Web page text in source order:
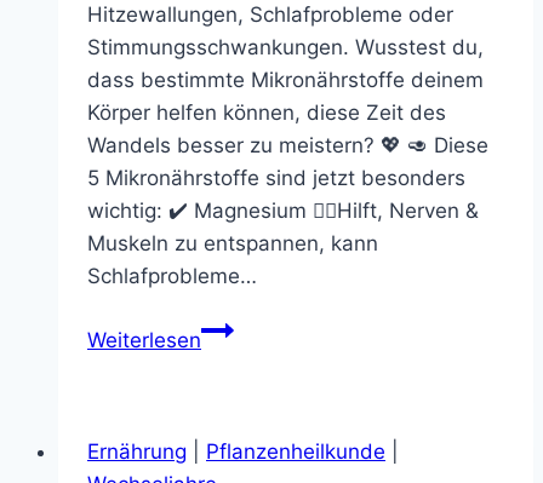
Hitzewallungen, Schlafprobleme oder
Stimmungsschwankungen. Wusstest du,
dass bestimmte Mikronährstoffe deinem
Körper helfen können, diese Zeit des
Wandels besser zu meistern? 💖 🥑 Diese
5 Mikronährstoffe sind jetzt besonders
wichtig: ✔️ Magnesium 🧘‍♀️Hilft, Nerven &
Muskeln zu entspannen, kann
Schlafprobleme…
Weiterlesen🌿
Dein
Ernährung Pflanzenheilkunde